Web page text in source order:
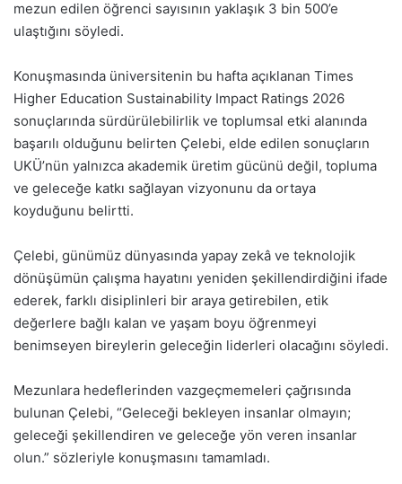
mezun edilen öğrenci sayısının yaklaşık 3 bin 500’e
ulaştığını söyledi.
Konuşmasında üniversitenin bu hafta açıklanan Times
Higher Education Sustainability Impact Ratings 2026
sonuçlarında sürdürülebilirlik ve toplumsal etki alanında
başarılı olduğunu belirten Çelebi, elde edilen sonuçların
UKÜ’nün yalnızca akademik üretim gücünü değil, topluma
ve geleceğe katkı sağlayan vizyonunu da ortaya
koyduğunu belirtti.
Çelebi, günümüz dünyasında yapay zekâ ve teknolojik
dönüşümün çalışma hayatını yeniden şekillendirdiğini ifade
ederek, farklı disiplinleri bir araya getirebilen, etik
değerlere bağlı kalan ve yaşam boyu öğrenmeyi
benimseyen bireylerin geleceğin liderleri olacağını söyledi.
Mezunlara hedeflerinden vazgeçmemeleri çağrısında
bulunan Çelebi, “Geleceği bekleyen insanlar olmayın;
geleceği şekillendiren ve geleceğe yön veren insanlar
olun.” sözleriyle konuşmasını tamamladı.